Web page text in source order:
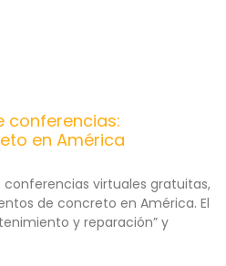
conferencias:
en América
virtuales gratuitas,
de concreto en América. El
y reparación” y